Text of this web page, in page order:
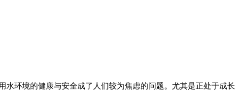
环境的健康与安全成了人们较为焦虑的问题。尤其是正处于成长